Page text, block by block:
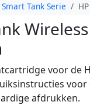
Smart Tank Serie
voor de
afdrukken.